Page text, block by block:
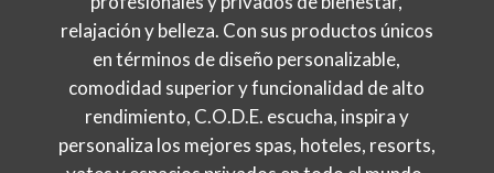
relajación y belleza. Con sus productos únicos
en términos de diseño personalizable,
comodidad superior y funcionalidad de alto
rendimiento, C.O.D.E. escucha, inspira y
personaliza los mejores spas, hoteles, resorts,